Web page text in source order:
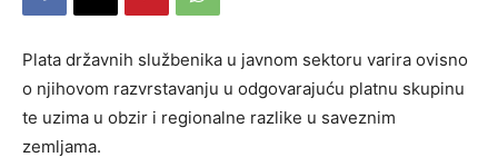
Plata državnih službenika u javnom sektoru varira ovisno
o njihovom razvrstavanju u odgovarajuću platnu skupinu
te uzima u obzir i regionalne razlike u saveznim
zemljama.